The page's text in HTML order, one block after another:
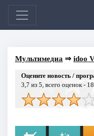
Мультимедиа ⇒ idoo
Оцените новость /
3,7 из 5, всего оценок - 18